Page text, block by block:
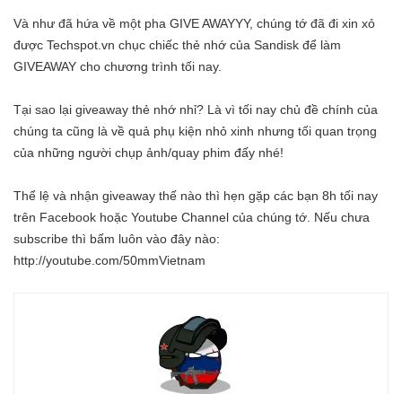
Và như đã hứa về một pha GIVE AWAYYY, chúng tớ đã đi xin xỏ
được Techspot.vn chục chiếc thẻ nhớ của Sandisk để làm
GIVEAWAY cho chương trình tối nay.
Tại sao lại giveaway thẻ nhớ nhỉ? Là vì tối nay chủ đề chính của
chúng ta cũng là về quả phụ kiện nhỏ xinh nhưng tối quan trọng
của những người chụp ảnh/quay phim đấy nhé!
Thể lệ và nhận giveaway thế nào thì hẹn gặp các bạn 8h tối nay
trên Facebook hoặc Youtube Channel của chúng tớ. Nếu chưa
subscribe thì bấm luôn vào đây nào:
http://youtube.com/50mmVietnam